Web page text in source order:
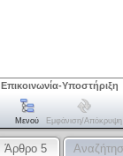
Επικοινωνία-Υποστήριξη
Μενού Εμφάνιση/απόκρυψη
Άρθρο 5